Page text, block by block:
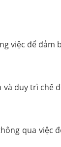
việc để
duy trì
qua